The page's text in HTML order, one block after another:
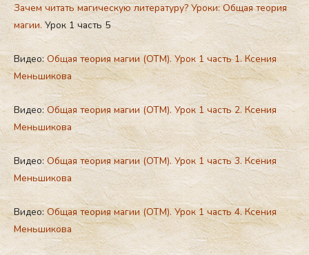
Зачем читать магическую литературу? Уроки: Общая теория
магии. Урок 1 часть 5
Видео:Общая теория магии (ОТМ). Урок 1 часть 1. Ксения
Меньшикова
Видео:Общая теория магии (ОТМ). Урок 1 часть 2. Ксения
Меньшикова
Видео:Общая теория магии (ОТМ). Урок 1 часть 3. Ксения
Меньшикова
Видео: Общая теория магии (ОТМ). Урок 1 часть 4. Ксения
Меньшикова